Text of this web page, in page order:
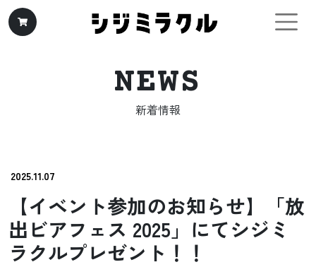
コンテンツへスキップ
メインナビゲーション
NEWS
新着情報
2025.11.07
【イベント参加のお知らせ】「放
出ビアフェス 2025」にてシジミ
ラクルプレゼント！！